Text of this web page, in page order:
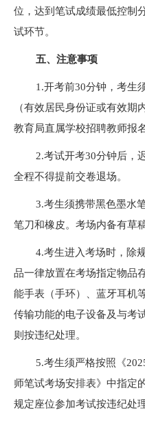
位，达到笔试成绩最低控制
试环节。
五、注意事项
1.开考前30分钟，考生
（有效居民身份证或有效期
教育局直属学校招聘教师报
2.考试开考30分钟后，
全程不得提前交卷退场。
3.考生须携带黑色墨水
笔刀和橡皮。考场内备有草
4.考生进入考场时，除
品一律放置在考场指定物品
能手表（手环）、蓝牙耳机
传输功能的电子设备及与考
则按违纪处理。
5.考生须严格按照《
师笔试考场安排表》中指定
规定座位参加考试按违纪处理